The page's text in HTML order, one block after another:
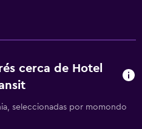
cerca de Hotel
seleccionadas por momondo